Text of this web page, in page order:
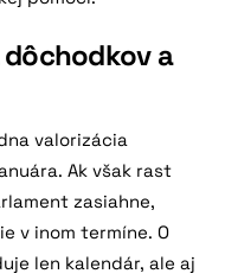
a
valorizácia
Ak však rast
zasiahne,
v inom termíne. O
len kalendár, ale aj